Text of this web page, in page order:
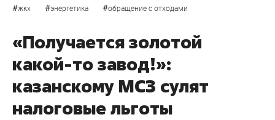
#жкх #энергетика #обращение с отходами
«Получается золотой
какой-то завод!»:
казанскому МСЗ сулят
налоговые льготы